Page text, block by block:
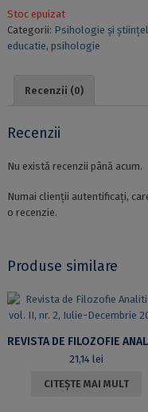
Stoc epuizat
Categorii: Psihologie și
educatie, psihologie
Recenzii (0)
Recenzii
Nu există recenzii până acum.
Numai clienții autentificați,
o recenzie.
Produse similare
21,14 lei
CITEȘTE MAI MULT